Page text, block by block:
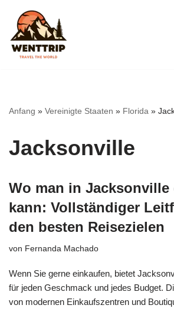
Zum
Inhalt
springen
Anfang » Vereinigte Staaten » Florida »
Jacksonville
Wo man in Jacksonville
kann: Vollständiger
den besten Reisezielen
von Fernanda Machado
Wenn Sie gerne einkaufen, bietet
für jeden Geschmack und jedes Budget.
von modernen Einkaufszentren und